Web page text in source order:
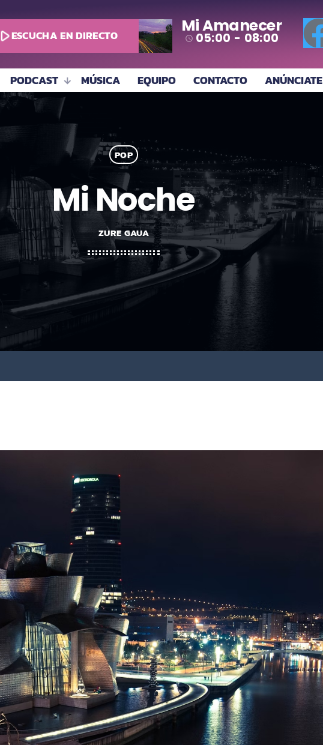
play_arrowESCUCHA EN DIRECTO Mi Amanecer
access_time 05:00 - 08:00
PODCAST MÚSICA EQUIPO CONTACTO ANÚNCIATE
POP
Mi Noche
ZURE GAUA